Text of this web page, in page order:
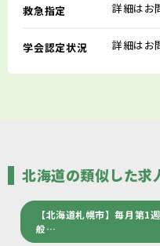
救急指定 詳細はお
学会認定状況 詳細はお
北海道の類似した求
【北海道札幌市】毎月
般…